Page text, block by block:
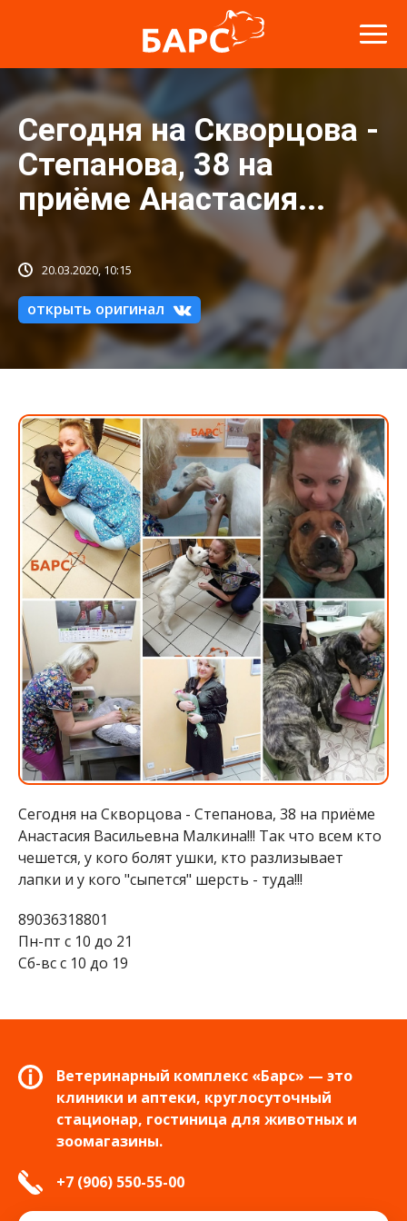
Сегодня на Скворцова -
Степанова, 38 на
приёме Анастасия...
20.03.2020, 10:15
открыть оригинал
Сегодня на Скворцова - Степанова, 38 на приёме
Анастасия Васильевна Малкина!!! Так что всем кто
чешется, у кого болят ушки, кто разлизывает
лапки и у кого "сыпется" шерсть - туда!!!
89036318801
Пн-пт с 10 до 21
Сб-вс с 10 до 19
Ветеринарный комплекс «Барс» — это
клиники и аптеки, круглосуточный
стационар, гостиница для животных и
зоомагазины.
+7 (906) 550-55-00